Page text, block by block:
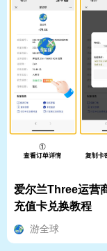
爱尔兰Three运营
充值卡兑换教程
游全球